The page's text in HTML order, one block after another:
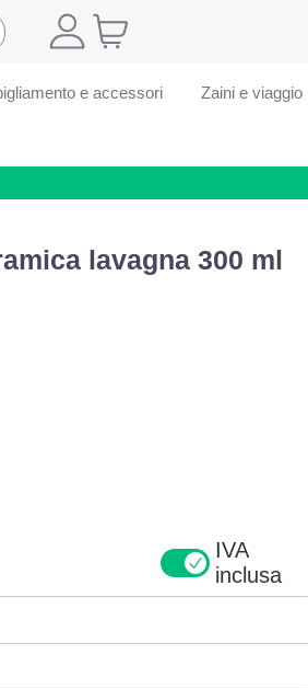
e accessori Zaini e viaggio
lavagna 300 ml
IVA
inclusa